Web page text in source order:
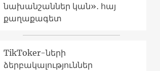
նախանշաններ կան»․ հայ
քաղաքագետ
TikToker-ների
ձերբակալություններ